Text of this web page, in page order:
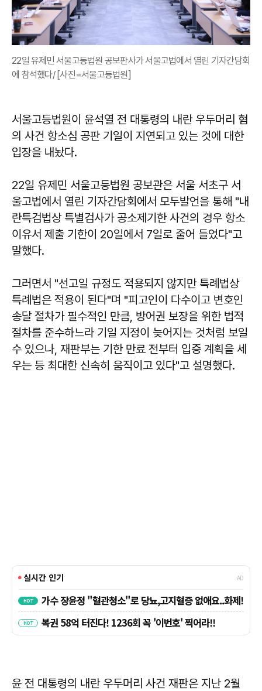
22일 유제민 서울고등법원 공보판사가 서울고법에서 열린 기자간담회
에 참석했다/ [사진=서울고등법원]
서울고등법원이 윤석열 전 대통령의 내란 우두머리 혐
의 사건 항소심 공판 기일이 지연되고 있는 것에 대한
입장을 내놨다.
22일 유제민 서울고등법원 공보관은 서울 서초구 서
울고법에서 열린 기자간담회에서 모두발언을 통해 "내
란특검법상 특별검사가 공소제기한 사건의 경우 항소
이유서 제출 기한이 20일에서 7일로 줄어 들었다"고
말했다.
그러면서 "선고일 규정도 적용되지 않지만 특례법상
특례법은 적용이 된다"며 "피고인이 다수이고 변호인
송달 절차가 필수적인 만큼, 방어권 보장을 위한 법적
절차를 준수하느라 기일 지정이 늦어지는 것처럼 보일
수 있으나, 재판부는 기한 만료 전부터 입증 계획을 세
우는 등 최대한 신속히 움직이고 있다"고 설명했다.
윤 전 대통령의 내란 우두머리 사건 재판은 지난 2월